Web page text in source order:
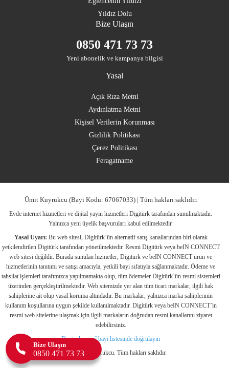
Yıldız Dolu
Bize Ulaşın
0850 471 73 73
Yeni abonelik ve kampanya bilgisi
Yasal
Açık Rıza Metni
Aydınlatma Metni
Kişisel Verilerin Korunması
Gizlilik Politikası
Çerez Politikası
Feragatname
Ümit Kuyrukcu (Bayi Kodu: 67067033) | Tüm hakları saklıdır.
Evde internet hizmetleri ve dijital yayın hizmetleri Digitürk tarafından sunulmaktadır.
Yalnızca yeni üyelik başvuruları kabul edilmektedir.
Yasal Uyarı: Bu web sitesi, Digitürk’ün alternatif satış kanallarından biri olarak
yetkilendirilen Digitürk tarafından yönetilmektedir. Resmi Digitürk veya beIN CONNECT
web sitesi değildir. Burada sunulan hizmetler, Digitürk ve beIN CONNECT ürün ve
hizmetlerinin tanıtımı ve satışı amacıyla, yetkili bayi sıfatıyla sağlanmaktadır. Ödeme ve
tahsilat işlemleri tarafımızca yapılmamakta olup, tüm ödemeler Digitürk’ün resmi sistemleri
üzerinden gerçekleştirilmektedir. Web sitemizde yer alan tüm ticari markalar, ilgili hak
sahiplerine ait olup yasal koruma altındadır. Bu markalar, yalnızca marka sahiplerinin
kullanım koşullarına uygun şekilde kullanılmaktadır. Digitürk veya beIN CONNECT’in
resmi web sitelerine ulaşmak için ilgili markaların doğrudan resmi kanallarını ziyaret
edebilirsiniz.
Digiturk resmî bayi listesinde doğrulayın
©2026 Ümit Kuyrukcu. Tüm hakları saklıdır.
Bize Ulaşın
0850 471 73 73